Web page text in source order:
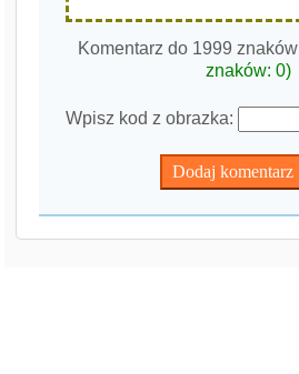
Komentarz do 1999 znaków
znaków:0)
Wpisz kod z obrazka: